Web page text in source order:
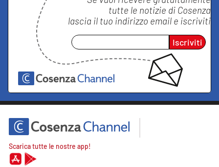
tutte le notizie di Cosenza
lascia il tuo indirizzo email e iscriviti
Iscriviti
Scarica tutte le nostre app!